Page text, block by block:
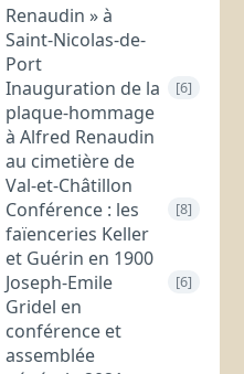
Renaudin » à
Saint-Nicolas-de-
Port
Inauguration de la
plaque-hommage
à Alfred Renaudin
au cimetière de
Val-et-Châtillon
[6]
Conférence : les
faïenceries Keller
et Guérin en 1900
[8]
Joseph-Emile
Gridel en
conférence et
assemblée
[6]